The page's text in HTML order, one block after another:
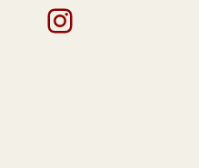
Instagram